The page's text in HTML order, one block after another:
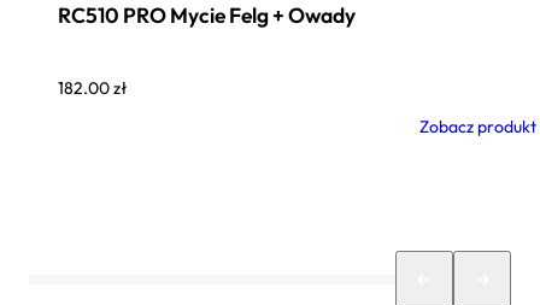
RC510 PRO Mycie Felg + Owady
182.00zł
Zobacz produkt